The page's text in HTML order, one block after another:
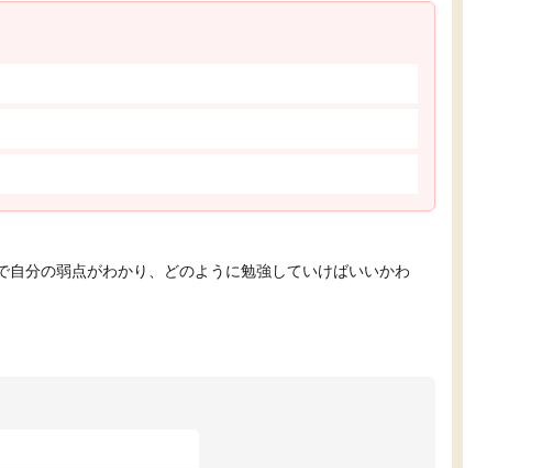
分の弱点がわかり、どのように勉強していけばいいかわ